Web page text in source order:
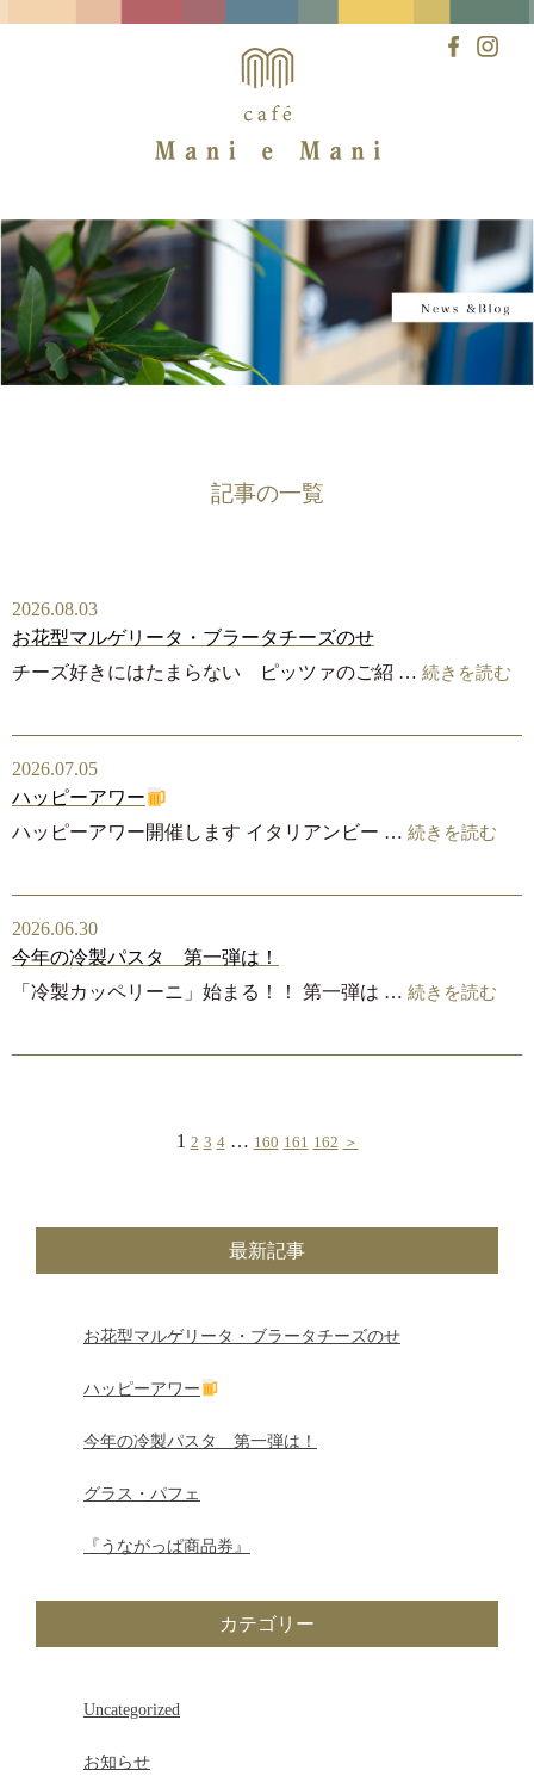
記事の一覧
2026.08.03
お花型マルゲリータ・ブラータチーズのせ
チーズ好きにはたまらない ピッツァのご紹 … 続きを読む
2026.07.05
ハッピーアワー
ハッピーアワー開催します イタリアンビー … 続きを読む
2026.06.30
今年の冷製パスタ 第一弾は！
「冷製カッペリーニ」始まる！！ 第一弾は … 続きを読む
の
ペ
1 2 3 4 … 160 161 162 ＞
最新記事
お花型マルゲリータ・ブラータチーズのせ
ハッピーアワー
今年の冷製パスタ 第一弾は！
グラス・パフェ
『うながっぱ商品券』
カテゴリー
Uncategorized
お知らせ